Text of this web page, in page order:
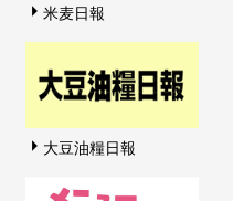
米麦日報
大豆油糧日報